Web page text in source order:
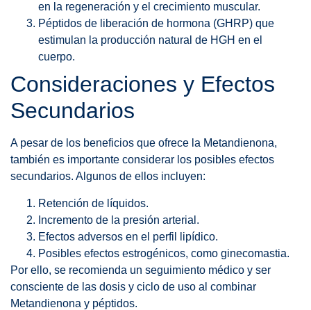
en la regeneración y el crecimiento muscular.
Péptidos de liberación de hormona (GHRP) que
estimulan la producción natural de HGH en el
cuerpo.
Consideraciones y Efectos
Secundarios
A pesar de los beneficios que ofrece la Metandienona,
también es importante considerar los posibles efectos
secundarios. Algunos de ellos incluyen:
Retención de líquidos.
Incremento de la presión arterial.
Efectos adversos en el perfil lipídico.
Posibles efectos estrogénicos, como ginecomastia.
Por ello, se recomienda un seguimiento médico y ser
consciente de las dosis y ciclo de uso al combinar
Metandienona y péptidos.